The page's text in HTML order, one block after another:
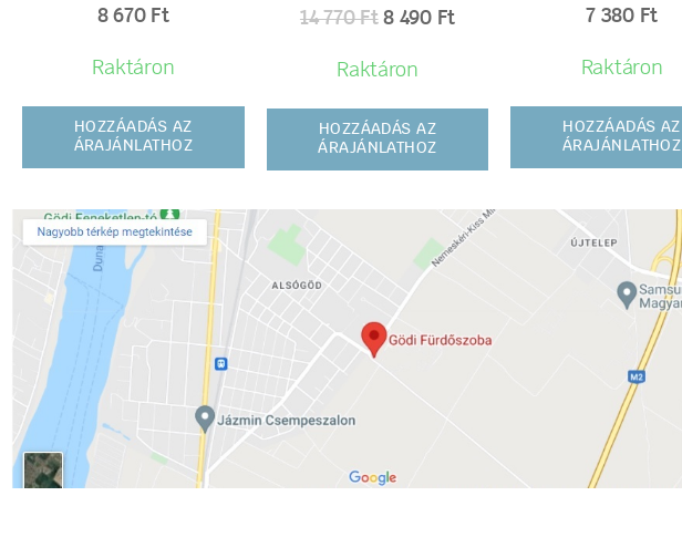
8 670 Ft
Raktáron
HOZZÁADÁS AZ
ÁRAJÁNLATHOZ
14 770Ft 8 490 Ft
Raktáron
HOZZÁADÁS AZ
ÁRAJÁNLATHOZ
7 380 Ft
Raktáron
HOZZÁADÁS AZ
ÁRAJÁNLATHOZ